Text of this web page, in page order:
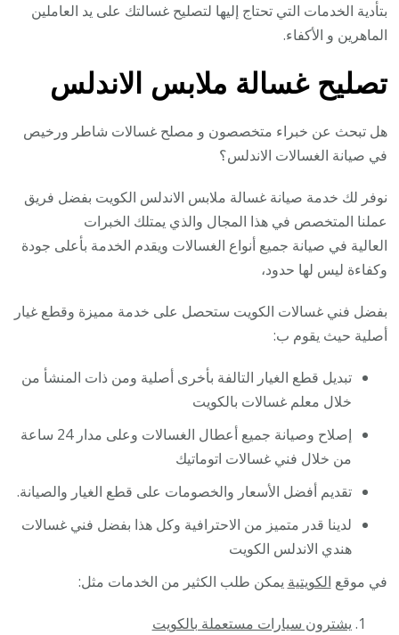
بتأدية الخدمات التي تحتاج إليها لتصليح غسالتك على يد العاملين
الماهرين و الأكفاء.
تصليح غسالة ملابس الاندلس
هل تبحث عن خبراء متخصصون و مصلح غسالات شاطر ورخيص
في صيانة الغسالات الاندلس؟
نوفر لك خدمة صيانة غسالة ملابس الاندلس الكويت بفضل فريق
عملنا المتخصص في هذا المجال والذي يمتلك الخبرات
العالية في صيانة جميع أنواع الغسالات ويقدم الخدمة بأعلى جودة
وكفاءة ليس لها حدود،
بفضل فني غسالات الكويت ستحصل على خدمة مميزة وقطع غيار
أصلية حيث يقوم ب:
تبديل قطع الغيار التالفة بأخرى أصلية ومن ذات المنشأ من
خلال معلم غسالات بالكويت
إصلاح وصيانة جميع أعطال الغسالات وعلى مدار 24 ساعة
من خلال فني غسالات اتوماتيك
تقديم أفضل الأسعار والخصومات على قطع الغيار والصيانة.
لدينا قدر متميز من الاحترافية وكل هذا بفضل فني غسالات
هندي الاندلس الكويت
في موقع الكويتية يمكن طلب الكثير من الخدمات مثل:
يشترون سيارات مستعملة بالكويت